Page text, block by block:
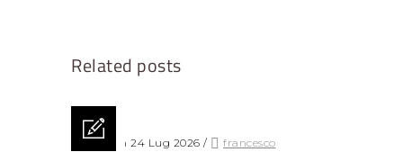
Related posts
Posted on 24 Lug 2026 / francesco